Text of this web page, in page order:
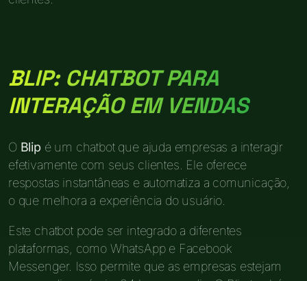
BLIP: CHATBOT PARA
INTERAÇÃO EM VENDAS
O Blip é um chatbot que ajuda empresas a interagir
efetivamente com seus clientes. Ele oferece
respostas instantâneas e automatiza a comunicação,
o que melhora a experiência do usuário.
Este chatbot pode ser integrado a diferentes
plataformas, como WhatsApp e Facebook
Messenger. Isso permite que as empresas estejam